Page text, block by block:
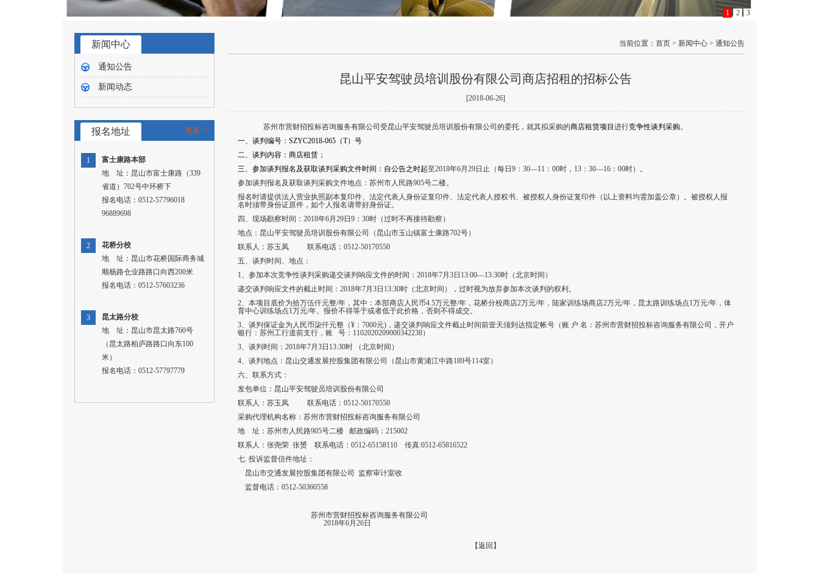
1 2 3
新闻中心
通知公告
新闻动态
报名地址 更多>>
1
富士康路本部
地 址：昆山市富士康路（339
省道）702号中环桥下
报名电话：0512-57796018
96889698
2
花桥分校
地 址：昆山市花桥国际商务城
顺杨路仓业路路口向西200米
报名电话：0512-57603236
3
昆太路分校
地 址：昆山市昆太路760号
（昆太路柏庐路路口向东100
米）
报名电话：0512-57797779
当前位置： 首页 > 新闻中心 > 通知公告
昆山平安驾驶员培训股份有限公司商店招租的招标公告
[2018-06-26]
苏州市营财招投标咨询服务有限公司受昆山平安驾驶员培训股份有限公司 的委托，就其拟采购的商店租赁项目 进行竞争性谈判采购。
一、谈判编号：SZYC2018-065（T）号
二、谈判内容：商店租赁；
三、参加谈判报名及获取谈判采购文件时间：自公告之时起至2018年6月29日止（每日9：30—11：00时，13：30—16：00时）。
参加谈判报名及获取谈判采购文件地点：苏州市人民路905号二楼。
报名时请提供法人营业执照副本复印件、法定代表人身份证复印件、法定代表人授权书、被授权人身份证复印件（以上资料均需加盖公章）。被授权人报
名时须带身份证原件，如个人报名请带好身份证。
四、现场勘察时间：2018年6月29日9：30时（过时不再接待勘察）
地点：昆山平安驾驶员培训股份有限公司（昆山市玉山镇富士康路702号）
联系人：苏玉凤 联系电话：0512-50170550
五、谈判时间、地点：
1、参加本次竞争性谈判采购递交谈判响应文件的时间：2018年7月3日13:00—13:30时（北京时间）
递交谈判响应文件的截止时间：2018年7月3日13:30时（北京时间），过时视为放弃参加本次谈判的权利。
2、本项目底价为拾万伍仟元整/年，其中：本部商店人民币4.5万元整/年，花桥分校商店2万元/年，陆家训练场商店2万元/年，昆太路训练场点1万元/年，体
育中心训练场点1万元/年。报价不得等于或者低于此价格，否则不得成交。
3、谈判保证金为人民币柒仟元整（¥：7000元)，递交谈判响应文件截止时间前壹天须到达指定帐号（账 户 名：苏州市营财招投标咨询服务有限公司，开户
银行：苏州工行道前支行，账 号：1102020209000342238）
3、谈判时间：2018年7月3日13:30时 （北京时间）
4、谈判地点：昆山交通发展控股集团有限公司（昆山市黄浦江中路189号114室）
六、联系方式：
发包单位：昆山平安驾驶员培训股份有限公司
联系人：苏玉凤 联系电话：0512-50170550
采购代理机构名称：苏州市营财招投标咨询服务有限公司
地 址：苏州市人民路905号二楼 邮政编码：215002
联系人：张尧荣 张赟 联系电话：0512-65158110 传真:0512-65816522
七. 投诉监督信件地址：
昆山市交通发展控股集团有限公司 监察审计室收
监督电话：0512-50360558
苏州市营财招投标咨询服务有限公司
2018年6月26日
【返回 】